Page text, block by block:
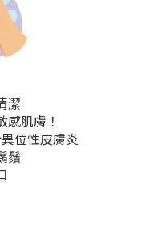
潔
肌膚！
位性皮膚炎
鬚